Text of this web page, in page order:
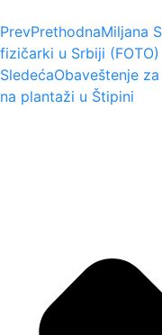
PrevPrethodnaMiljana
fizičarki u Srbiji (FOTO)
SledećaObaveštenje
na plantaži u Štipini